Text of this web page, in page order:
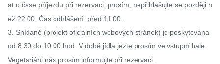
at o čase příjezdu při rezervaci, prosím, nepřihlašujte se později n
ež 22:00. Čas odhlášení: před 11:00.
3. Snídaně (projekt oficiálních webových stránek) je poskytována
od 8:30 do 10:00 hod. V době jídla jezte prosím ve vstupní hale.
Vegetariáni nás prosím informujte při rezervaci.